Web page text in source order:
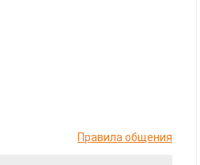
Правила общения